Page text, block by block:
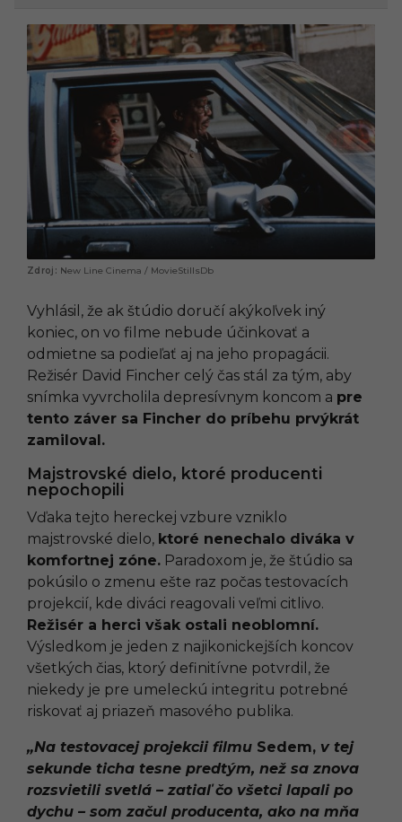
New Line Cinema / MovieStillsDb
Vyhlásil, že ak štúdio doručí akýkoľvek iný
koniec, on vo filme nebude účinkovať a
odmietne sa podieľať aj na jeho propagácii.
Režisér David Fincher celý čas stál za tým, aby
snímka vyvrcholila depresívnym koncom a pre
tento záver sa Fincher do príbehu prvýkrát
zamiloval.
Majstrovské dielo, ktoré producenti
nepochopili
Vďaka tejto hereckej vzbure vzniklo
majstrovské dielo, ktoré nenechalo diváka v
komfortnej zóne. Paradoxom je, že štúdio sa
pokúsilo o zmenu ešte raz počas testovacích
projekcií, kde diváci reagovali veľmi citlivo.
Režisér a herci však ostali neoblomní.
Výsledkom je jeden z najikonickejších koncov
všetkých čias, ktorý definitívne potvrdil, že
niekedy je pre umeleckú integritu potrebné
riskovať aj priazeň masového publika.
„Na testovacej projekcii filmu Sedem, v tej
sekunde ticha tesne predtým, než sa znova
rozsvietili svetlá – zatiaľ čo všetci lapali po
dychu – som začul producenta, ako na mňa